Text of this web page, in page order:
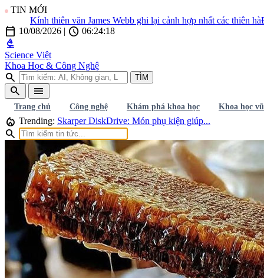
TIN MỚI
thiên văn James Webb ghi lại cảnh hợp nhất các thiên hàĐiều gì
calendar_today 10/08/2026 | schedule 06:24:21
biotech
Science Việt
Khoa Học & Công Nghệ
search TÌM
search menu
Trang chủ Công nghệ Khám phá khoa học Khoa học
local_fire_department Trending: Skarper DiskDrive: Món phụ kiện giúp...
search